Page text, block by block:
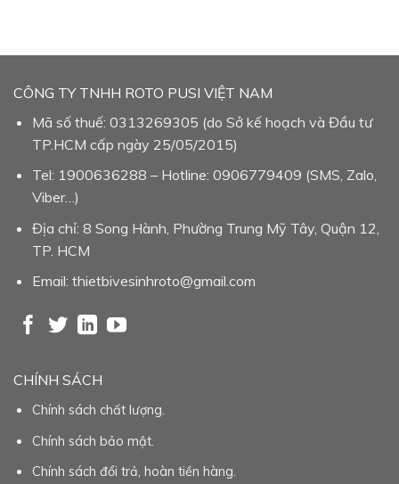
CÔNG TY TNHH ROTO PUSI VIỆT NAM
Mã số thuế: 0313269305 (do Sở kế hoạch và Đầu tư
TP.HCM cấp ngày 25/05/2015)
Tel: 1900636288 – Hotline: 0906779409 (SMS, Zalo,
Viber…)
Địa chỉ: 8 Song Hành, Phường Trung Mỹ Tây, Quận 12,
TP. HCM
Email: thietbivesinhroto@gmail.com
CHÍNH SÁCH
Chính sách chất lượng.
Chính sách bảo mật.
Chính sách đổi trả, hoàn tiền hàng.